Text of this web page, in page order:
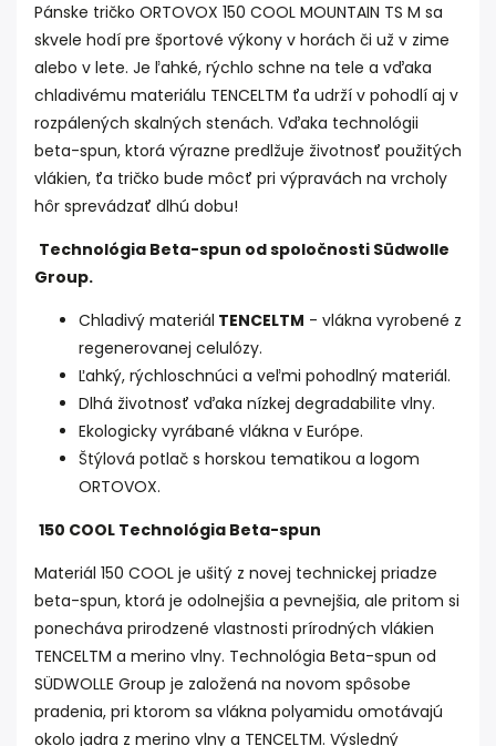
Pánske tričko ORTOVOX 150 COOL MOUNTAIN TS M sa
skvele hodí pre športové výkony v horách či už v zime
alebo v lete. Je ľahké, rýchlo schne na tele a vďaka
chladivému materiálu TENCELTM ťa udrží v pohodlí aj v
rozpálených skalných stenách. Vďaka technológii
beta-spun, ktorá výrazne predlžuje životnosť použitých
vlákien, ťa tričko bude môcť pri výpravách na vrcholy
hôr sprevádzať dlhú dobu!
Technológia Beta-spun od spoločnosti Südwolle
Group.
Chladivý materiál TENCELTM - vlákna vyrobené z
regenerovanej celulózy.
Ľahký, rýchloschnúci a veľmi pohodlný materiál.
Dlhá životnosť vďaka nízkej degradabilite vlny.
Ekologicky vyrábané vlákna v Európe.
Štýlová potlač s horskou tematikou a logom
ORTOVOX.
150 COOL Technológia Beta-spun
Materiál 150 COOL je ušitý z novej technickej priadze
beta-spun, ktorá je odolnejšia a pevnejšia, ale pritom si
ponecháva prirodzené vlastnosti prírodných vlákien
TENCELTM a merino vlny. Technológia Beta-spun od
SÜDWOLLE Group je založená na novom spôsobe
pradenia, pri ktorom sa vlákna polyamidu omotávajú
okolo jadra z merino vlny a TENCELTM. Výsledný